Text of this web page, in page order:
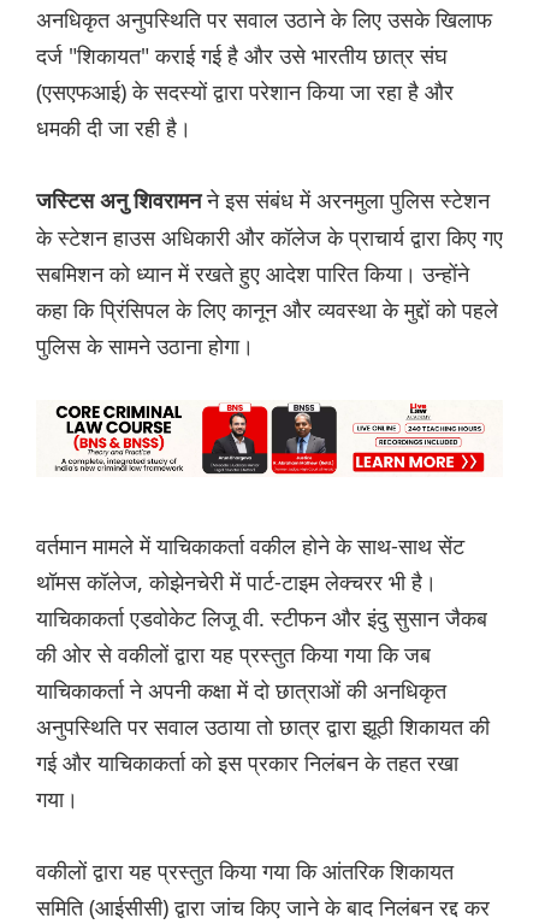
अनधिकृत अनुपस्थिति पर सवाल उठाने के लिए उसके खिलाफ
दर्ज "शिकायत" कराई गई है और उसे भारतीय छात्र संघ
(एसएफआई) के सदस्यों द्वारा परेशान किया जा रहा है और
धमकी दी जा रही है।
जस्टिस अनु शिवरामनने इस संबंध में अरनमुला पुलिस स्टेशन
के स्टेशन हाउस अधिकारी और कॉलेज के प्राचार्य द्वारा किए गए
सबमिशन को ध्यान में रखते हुए आदेश पारित किया। उन्होंने
कहा कि प्रिंसिपल के लिए कानून और व्यवस्था के मुद्दों को पहले
पुलिस के सामने उठाना होगा।
वर्तमान मामले में याचिकाकर्ता वकील होने के साथ-साथ सेंट
थॉमस कॉलेज, कोझेनचेरी में पार्ट-टाइम लेक्चरर भी है।
याचिकाकर्ता एडवोकेट लिजू वी. स्टीफन और इंदु सुसान जैकब
की ओर से वकीलों द्वारा यह प्रस्तुत किया गया कि जब
याचिकाकर्ता ने अपनी कक्षा में दो छात्राओं की अनधिकृत
अनुपस्थिति पर सवाल उठाया तो छात्र द्वारा झूठी शिकायत की
गई और याचिकाकर्ता को इस प्रकार निलंबन के तहत रखा
गया।
वकीलों द्वारा यह प्रस्तुत किया गया कि आंतरिक शिकायत
समिति (आईसीसी) द्वारा जांच किए जाने के बाद निलंबन रद्द कर